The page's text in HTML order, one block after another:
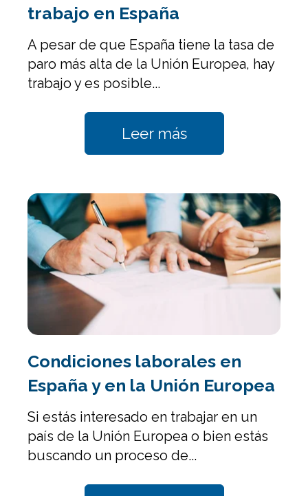
trabajo en España
A pesar de que España tiene la tasa de
paro más alta de la Unión Europea, hay
trabajo y es posible...
Leer más
Condiciones laborales en
España y en la Unión Europea
Si estás interesado en trabajar en un
país de la Unión Europea o bien estás
buscando un proceso de...